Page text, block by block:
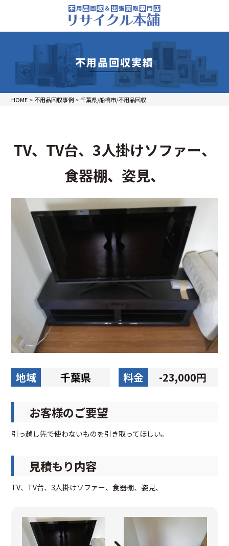
不用品回収実績
HOME > 不用品回収事例 >千葉県/船橋市/不用品回収
TV、TV台、3人掛けソファー、
食器棚、姿見、
地域 千葉県 料金 -23,000円
お客様のご要望
引っ越し先で使わないものを引き取ってほしい。
見積もり内容
TV、TV台、3人掛けソファー、食器棚、姿見、